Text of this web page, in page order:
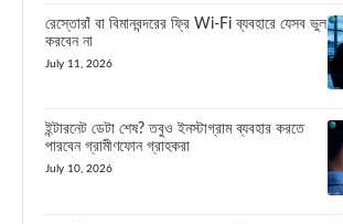
রেস্তোরাঁ বা বিমানবন্দরের ফ্রি Wi-Fi ব্যবহারে যেসব ভুল
করবেন না
July 11, 2026
ইন্টারনেট ডেটা শেষ? তবুও ইনস্টাগ্রাম ব্যবহার করতে
পারবেন গ্রামীণফোন গ্রাহকরা
July 10, 2026